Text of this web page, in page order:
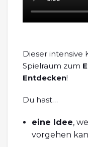
Dieser intensive
Spielraum zum
Entdecken!
Du hast…
eine Idee,
vorgehen